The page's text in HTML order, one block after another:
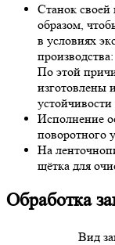
Станок своей
образом,
в условиях
производства:
По этой
изготовлены
Исполнение
поворотного
На
щётка для
Обработка
Вид